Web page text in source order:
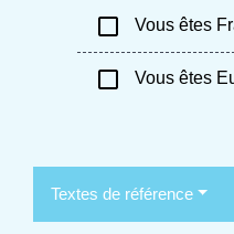
check_box_outline_blank Vous êtes
check_box_outline_blank Vous êtes
Textes de référence